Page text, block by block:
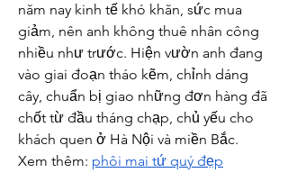
năm nay kinh tế khó khăn, sức mua
giảm, nên anh không thuê nhân công
nhiều như trước. Hiện vườn anh đang
vào giai đoạn tháo kẽm, chỉnh dáng
cây, chuẩn bị giao những đơn hàng đã
chốt từ đầu tháng chạp, chủ yếu cho
khách quen ở Hà Nội và miền Bắc.
Xem thêm: phôi mai tứ quý đẹp